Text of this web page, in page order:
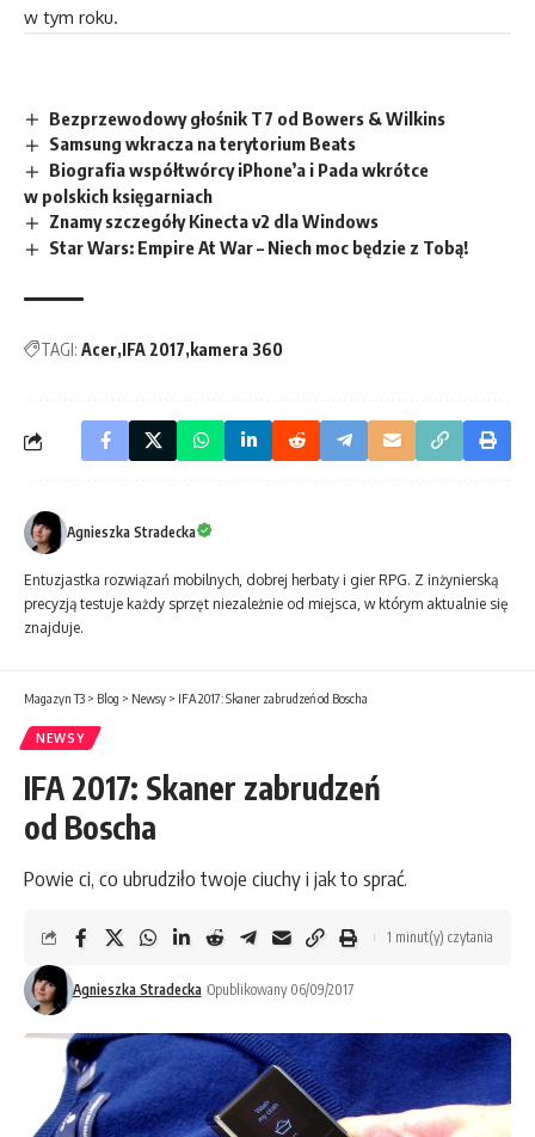
w tym roku.
Bezprzewodowy głośnik T7 od Bowers & Wilkins
Samsung wkracza na terytorium Beats
Biografia współtwórcy iPhone’a i Pada wkrótce
w polskich księgarniach
Znamy szczegóły Kinecta v2 dla Windows
Star Wars: Empire At War – Niech moc będzie z Tobą!
TAGI: Acer IFA 2017 kamera 360
Agnieszka Stradecka
Entuzjastka rozwiązań mobilnych, dobrej herbaty i gier RPG. Z inżynierską
precyzją testuje każdy sprzęt niezależnie od miejsca, w którym aktualnie się
znajduje.
Magazyn T3 > Blog > Newsy > IFA 2017: Skaner zabrudzeń od Boscha
NEWSY
IFA 2017: Skaner zabrudzeń
od Boscha
Powie ci, co ubrudziło twoje ciuchy i jak to sprać.
Agnieszka Stradecka Opublikowany 06/09/2017
1 minut(y) czytania